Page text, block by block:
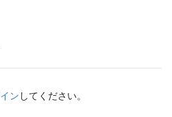
ン してください。